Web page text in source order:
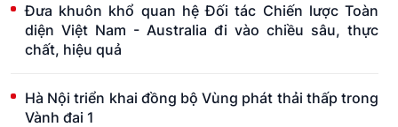
Đưa khuôn khổ quan hệ Đối tác Chiến lược Toàn
diện Việt Nam - Australia đi vào chiều sâu, thực
chất, hiệu quả
Hà Nội triển khai đồng bộ Vùng phát thải thấp trong
Vành đai 1